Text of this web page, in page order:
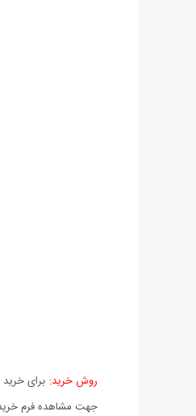
روش خرید: برای
جهت مشاهده فرم